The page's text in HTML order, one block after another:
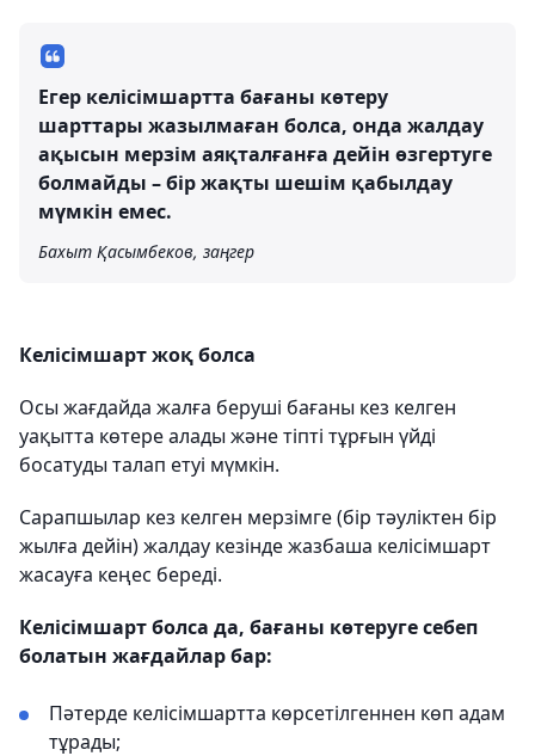
Егер келісімшартта бағаны көтеру
шарттары жазылмаған болса, онда жалдау
ақысын мерзім аяқталғанға дейін өзгертуге
болмайды – бір жақты шешім қабылдау
мүмкін емес.
Бахыт Қасымбеков, заңгер
Келісімшарт жоқ болса
Осы жағдайда жалға беруші бағаны кез келген
уақытта көтере алады және тіпті тұрғын үйді
босатуды талап етуі мүмкін.
Сарапшылар кез келген мерзімге (бір тәуліктен бір
жылға дейін) жалдау кезінде жазбаша келісімшарт
жасауға кеңес береді.
Келісімшарт болса да, бағаны көтеруге себеп
болатын жағдайлар бар:
Пәтерде келісімшартта көрсетілгеннен көп адам
тұрады;